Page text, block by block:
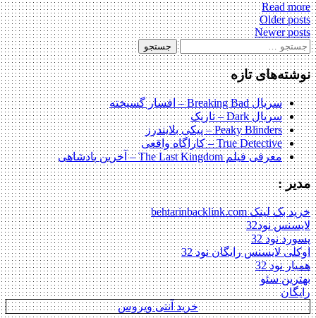
Read more
Posts
navigation
Older posts
Newer posts
جستجو
برای:
نوشته‌های تازه
سریال Breaking Bad – افسار گسیخته
سریال Dark – تاریک
Peaky Blinders – پیکی بلایندرز
True Detective – کاراگاه واقعی
معرفی فیلم The Last Kingdom – آخرین پادشاهی
مدیر :
خرید بک لینک behtarinbacklink.com
لایسنس نود32
پسورد نود 32
اوکلی لایسنس رایگان نود 32
همیار نود 32
بهترین سئو
رایگان
خرید آنتی ویروس